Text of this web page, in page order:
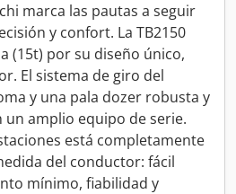
marca las pautas a seguir
y confort. La TB2150
(15t) por su diseño único,
El sistema de giro del
y una pala dozer robusta y
amplio equipo de serie.
está completamente
del conductor: fácil
mínimo, fiabilidad y